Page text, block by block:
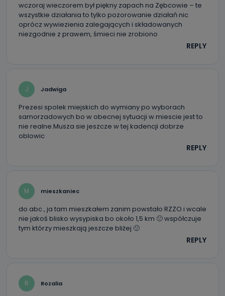
wczoraj wieczorem był piękny zapach na Zębcowie – te
wszystkie działania to tylko pozorowanie działań nic
oprócz wywiezienia zalegających i składowanych
niezgodnie z prawem, śmieci nie zrobiono
REPLY
J Jadwiga
Prezesi spolek miejskich do wymiany po wyborach
samorzadowych bo w obecnej sytuacji w miescie jest to
nie realne.Musza sie jeszcze w tej kadencji dobrze
oblowic
REPLY
M mieszkaniec
do abc , ja tam mieszkałem zanim powstało RZZO i wcale
nie jakoś blisko wysypiska bo około 1,5 km 🙁 współczuje
tym którzy mieszkają jeszcze bliżej 🙁
REPLY
R Rozalia